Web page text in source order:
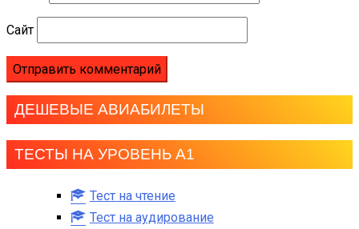
Сайт
ДЕШЕВЫЕ АВИАБИЛЕТЫ
ТЕСТЫ НА УРОВЕНЬ А1
Тест на чтение
Тест на аудирование